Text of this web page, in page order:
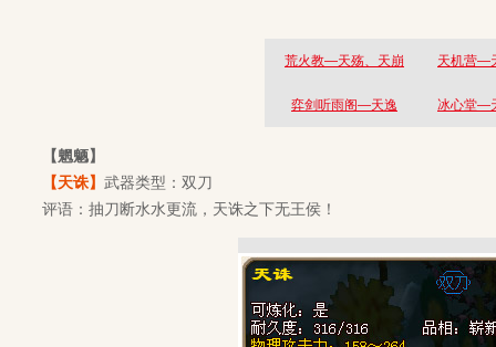
荒火教—天殇、天崩 天机营—
弈剑听雨阁—天逸 冰心堂—
【魍魉】
【天诛】 武器类型：双刀
评语：抽刀断水水更流，天诛之下无王侯！